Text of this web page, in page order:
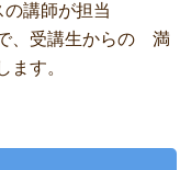
の講師が担当
、受講生からの 満
す。